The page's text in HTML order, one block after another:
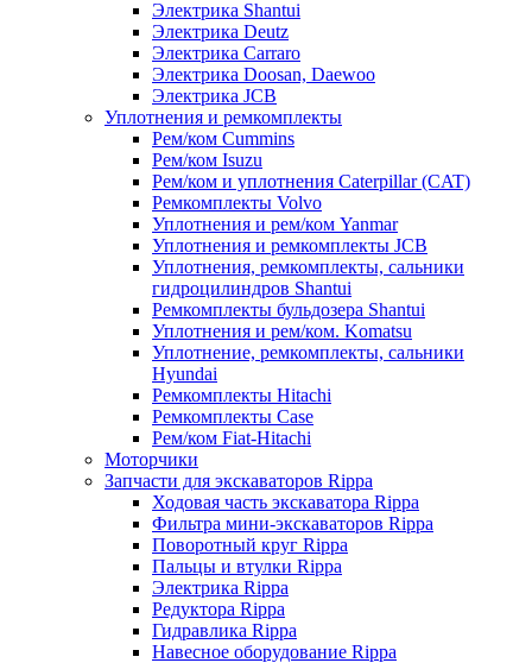
Электрика Shantui
Электрика Deutz
Электрика Carraro
Электрика Doosan, Daewoo
Электрика JCB
Уплотнения и ремкомплекты
Рем/ком Cummins
Рем/ком Isuzu
Рем/ком и уплотнения Caterpillar (CAT)
Ремкомплекты Volvo
Уплотнения и рем/ком Yanmar
Уплотнения и ремкомплекты JCB
Уплотнения, ремкомплекты, сальники
гидроцилиндров Shantui
Ремкомплекты бульдозера Shantui
Уплотнения и рем/ком. Komatsu
Уплотнение, ремкомплекты, сальники
Hyundai
Ремкомплекты Hitachi
Ремкомплекты Case
Рем/ком Fiat-Hitachi
Моторчики
Запчасти для экскаваторов Rippa
Ходовая часть экскаватора Rippa
Фильтра мини-экскаваторов Rippa
Поворотный круг Rippa
Пальцы и втулки Rippa
Электрика Rippa
Редуктора Rippa
Гидравлика Rippa
Навесное оборудование Rippa